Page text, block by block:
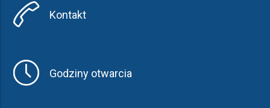
Kontakt
Godziny otwarcia